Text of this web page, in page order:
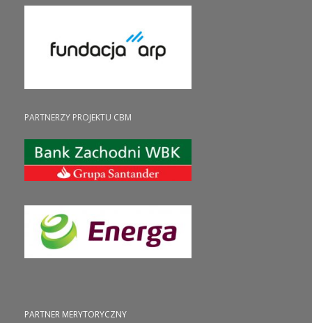
PARTNERZY PROJEKTU CBM
PARTNER MERYTORYCZNY